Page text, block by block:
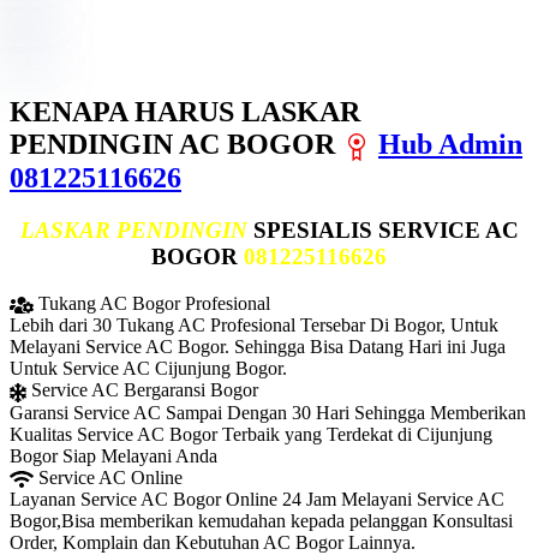
KENAPA HARUS LASKAR
PENDINGIN AC BOGOR
Hub Admin
081225116626
LASKAR PENDINGINSPESIALIS SERVICE AC
BOGOR 081225116626
Tukang AC Bogor Profesional
Lebih dari 30 Tukang AC Profesional Tersebar Di Bogor, Untuk
Melayani Service AC Bogor. Sehingga Bisa Datang Hari ini Juga
Untuk Service AC Cijunjung Bogor.
Service AC Bergaransi Bogor
Garansi Service AC Sampai Dengan 30 Hari Sehingga Memberikan
Kualitas Service AC Bogor Terbaik yang Terdekat di Cijunjung
Bogor Siap Melayani Anda
Service AC Online
Layanan Service AC Bogor Online 24 Jam Melayani Service AC
Bogor,Bisa memberikan kemudahan kepada pelanggan Konsultasi
Order, Komplain dan Kebutuhan AC Bogor Lainnya.